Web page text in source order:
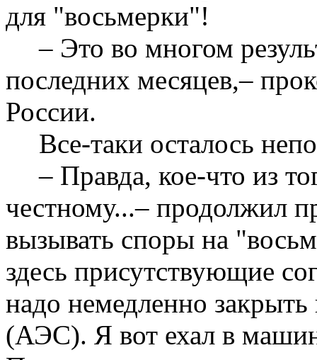
для "восьмерки"!
– Это во многом
последних месяцев,–
России.
Все-таки осталось
– Правда, кое-что из
честному...– продолжил
вызывать споры на
здесь присутствующие
надо немедленно
(АЭС). Я вот ехал в